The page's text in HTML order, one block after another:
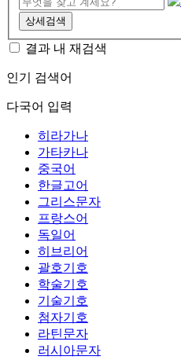
상세검색
결과 내 재검색
인기 검색어
다국어 입력
히라가나
가타카나
중국어
한글고어
그리스문자
프랑스어
독일어
히브리어
괄호기호
학술기호
기술기호
첨자기호
라틴문자
러시아문자